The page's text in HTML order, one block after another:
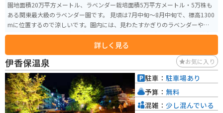
園地面積20万平方メートル、ラベンダー栽培面積5万平方メートル・5万株も
ある関東最大級のラベンダー園です。 見頃は7月中旬～8月中旬で、標高1300
mに位置するので涼しいです。園内には、見わたすかぎりのラベンダーや、カ
ラフルな花々を並べた彩の丘、一面に咲くひまわりなどフォトスポットが充
リームをはじめ、新登場の冷やしラベンダーラーメンなど、味覚でもラベン
ダーを楽しめるオリジナルメニューがたくさんあります。 その他にも、畑に
咲いているラベンダーお持ち帰りできるラベンダー摘取り体験や、ラベンダ
ーを使用したオリジナルグッズなど、ラベンダーを感じられるお土産も充実
しています。
詳しく見る
伊香保温泉 お気に入り
駐車： 駐車場あり
予算： 無料
混雑： 少し混んでいる